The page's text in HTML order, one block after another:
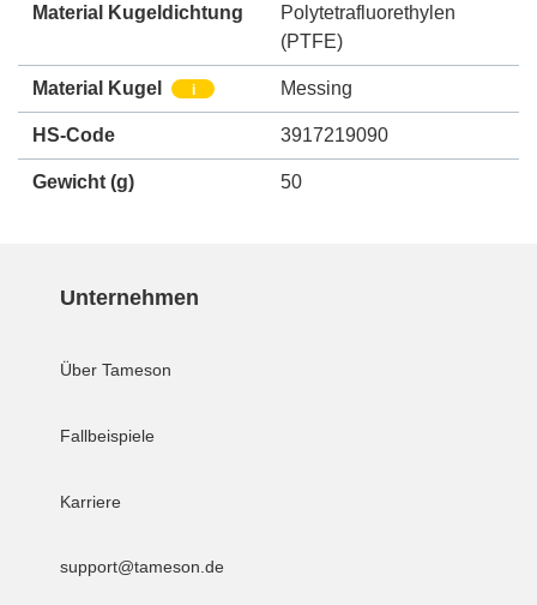
Material Kugeldichtung
Polytetrafluorethylen
(PTFE)
Material Kugel i Messing
HS-Code 3917219090
Gewicht (g) 50
Unternehmen
Über Tameson
Fallbeispiele
Karriere
support@tameson.de